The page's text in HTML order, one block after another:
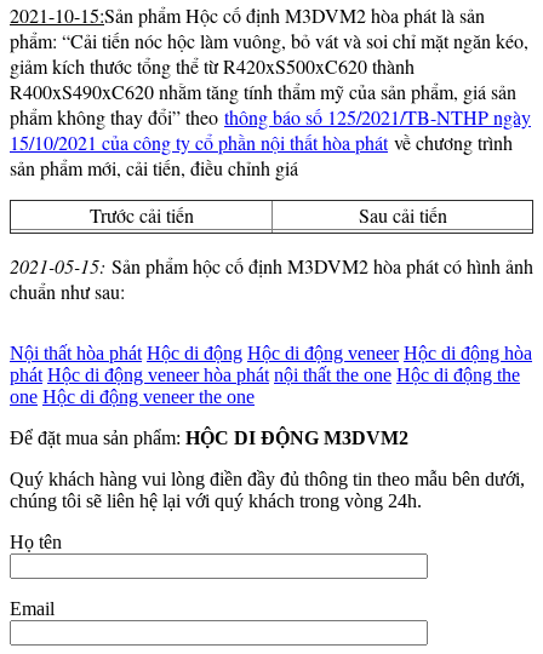
2021-10-15:Sản phẩm Hộc cố định M3DVM2 hòa phát là sản
phẩm: “Cải tiến nóc hộc làm vuông, bỏ vát và soi chỉ mặt ngăn kéo,
giảm kích thước tổng thể từ R420xS500xC620 thành
R400xS490xC620 nhằm tăng tính thẩm mỹ của sản phẩm, giá sản
phẩm không thay đổi” theo thông báo số 125/2021/TB-NTHP ngày
15/10/2021 của công ty cổ phần nội thất hòa phátvề chương trình
sản phẩm mới, cải tiến, điều chỉnh giá
Trước cải tiến
Sau cải tiến
2021-05-15: Sản phẩm hộc cố định M3DVM2 hòa phát có hình ảnh
chuẩn như sau:
Nội thất hòa phát Hộc di động Hộc di động veneer Hộc di động hòa
phát Hộc di động veneer hòa phát nội thất the one Hộc di động the
one Hộc di động veneer the one
Để đặt mua sản phẩm: HỘC DI ĐỘNG M3DVM2
Quý khách hàng vui lòng điền đầy đủ thông tin theo mẫu bên dưới,
chúng tôi sẽ liên hệ lại với quý khách trong vòng 24h.
Họ tên
Email